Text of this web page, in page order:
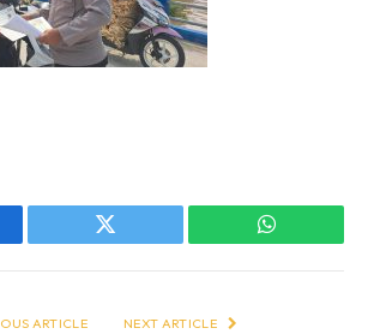
Twitter WhatsApp
ARTICLE NEXT ARTICLE